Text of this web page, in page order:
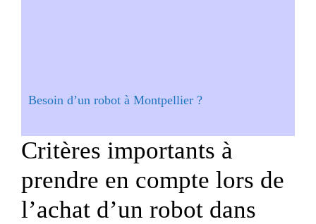
Besoin d’un robot à Montpellier ?
Critères importants à
prendre en compte lors de
l’achat d’un robot dans